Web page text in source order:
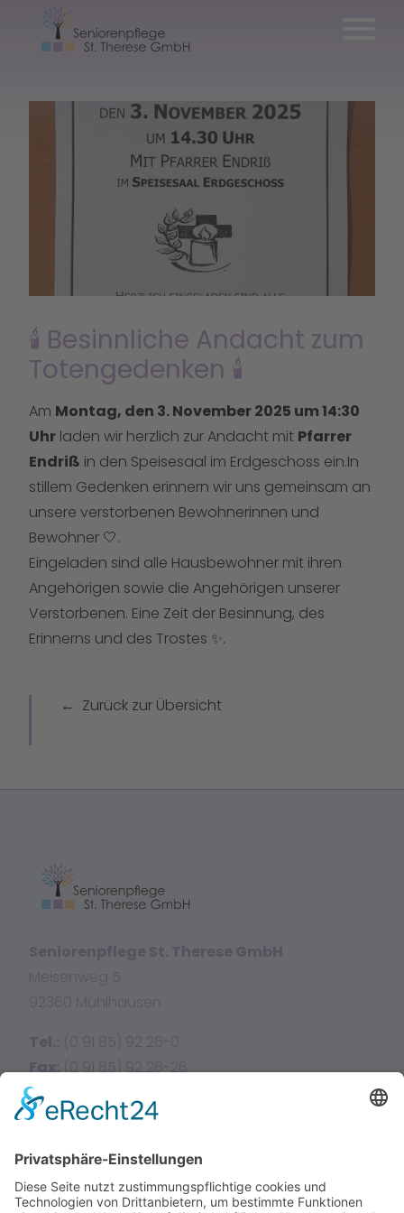
🕯 Besinnliche Andacht zum
Totengedenken 🕯
Am Montag, den 3. November 2025 um 14:30
Uhr laden wir herzlich zur Andacht mit Pfarrer
Endriß in den Speisesaal im Erdgeschoss ein.In
stillem Gedenken erinnern wir uns gemeinsam an
unsere verstorbenen Bewohnerinnen und
Bewohner 🤍.
Eingeladen sind alle Hausbewohner mit ihren
Angehörigen sowie die Angehörigen unserer
Verstorbenen. Eine Zeit der Besinnung, des
Erinnerns und des Trostes ✨.
Zurück zur Übersicht
Seniorenpflege St. Therese GmbH
Meisenweg 5
92360 Mühlhausen
Tel.: (0 91 85) 92 26-0
Fax:(0 91 85) 92 26-26
E-Mail:info@sttherese.de
Instagram